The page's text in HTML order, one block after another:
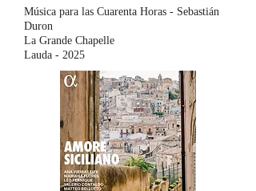
Música para las Cuarenta Horas - Sebastián
Duron
La Grande Chapelle
Lauda - 2025